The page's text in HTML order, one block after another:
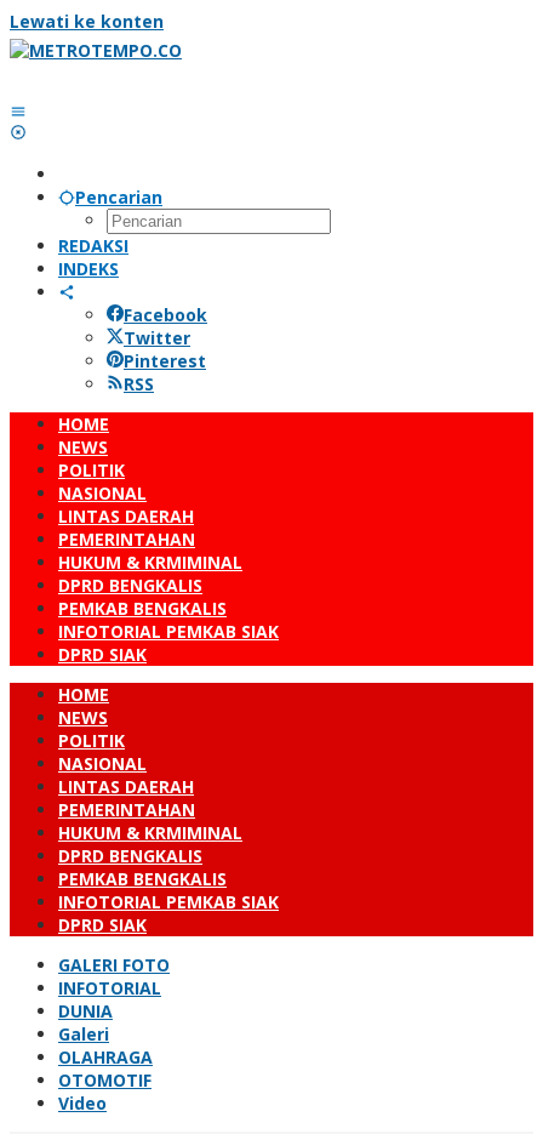
Lewati ke konten
Pencarian
REDAKSI
INDEKS
Facebook
Twitter
Pinterest
RSS
HOME
NEWS
POLITIK
NASIONAL
LINTAS DAERAH
PEMERINTAHAN
HUKUM & KRMIMINAL
DPRD BENGKALIS
PEMKAB BENGKALIS
INFOTORIAL PEMKAB SIAK
DPRD SIAK
HOME
NEWS
POLITIK
NASIONAL
LINTAS DAERAH
PEMERINTAHAN
HUKUM & KRMIMINAL
DPRD BENGKALIS
PEMKAB BENGKALIS
INFOTORIAL PEMKAB SIAK
DPRD SIAK
GALERI FOTO
INFOTORIAL
DUNIA
Galeri
OLAHRAGA
OTOMOTIF
Video